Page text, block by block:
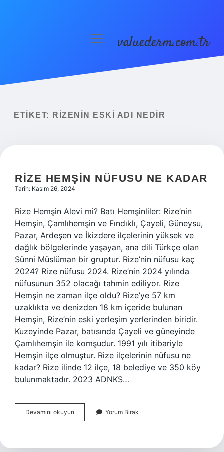
Yasal Uyarı
menüyüvaluederm.com.tr
ETIKET: RIZENIN ESKI ADI NEDIR
RIZE HEMŞIN NÜFUSU NE KADAR
Tarih: Kasım 26, 2024
Rize Hemşin Alevi mi? Batı Hemşinliler: Rize’nin
Hemşin, Çamlıhemşin ve Fındıklı, Çayeli, Güneysu,
Pazar, Ardeşen ve İkizdere ilçelerinin yüksek ve
dağlık bölgelerinde yaşayan, ana dili Türkçe olan
Sünni Müslüman bir gruptur. Rize’nin nüfusu kaç
2024? Rize nüfusu 2024. Rize’nin 2024 yılında
nüfusunun 352 olacağı tahmin ediliyor. Rize
Hemşin ne zaman ilçe oldu? Rize’ye 57 km
uzaklıkta ve denizden 18 km içeride bulunan
Hemşin, Rize’nin eski yerleşim yerlerinden biridir.
Kuzeyinde Pazar, batısında Çayeli ve güneyinde
Çamlıhemşin ile komşudur. 1991 yılı itibariyle
Hemşin ilçe olmuştur. Rize ilçelerinin nüfusu ne
kadar? Rize ilinde 12 ilçe, 18 belediye ve 350 köy
bulunmaktadır. 2023 ADNKS…
Devamını okuyun
Hemşin
Kadar
Yorum Bırak